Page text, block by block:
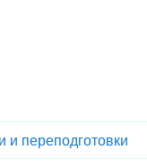
переподготовки